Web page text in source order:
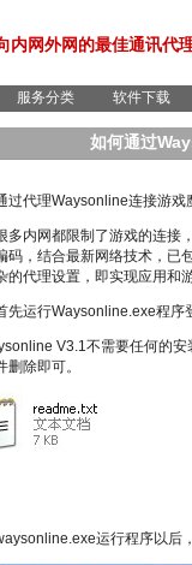
内网外网的最佳通讯代
服务分类 软件下载
如何通过
过代理Waysonline连接游戏
多内网都限制了游戏的连接
码，结合最新网络技术，已
的代理设置，即实现应用和
先运行Waysonline.exe程序
V3.1不需要任何的
删除即可。
运行程序以后